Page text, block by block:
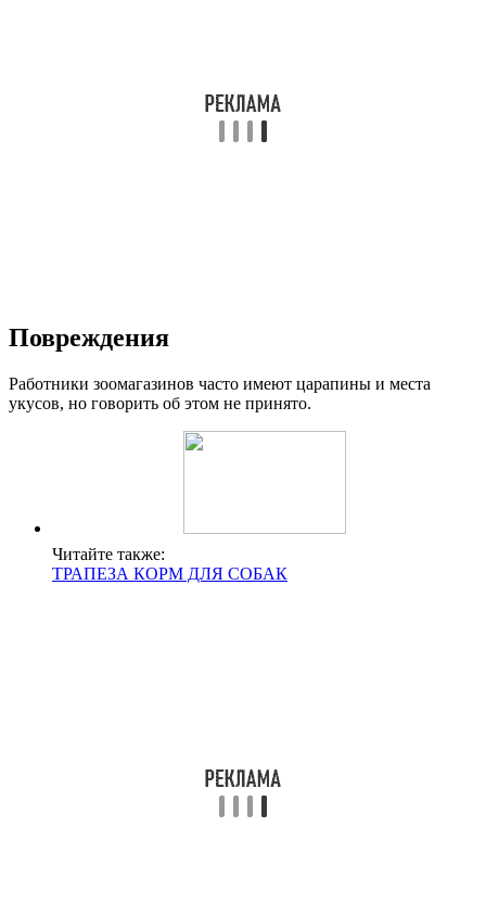
Повреждения
Работники зоомагазинов часто имеют царапины и места
укусов, но говорить об этом не принято.
Читайте также:
ТРАПЕЗА КОРМ ДЛЯ СОБАК